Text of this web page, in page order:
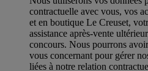
contractuelle avec vous, vos
et en boutique Le Creuset,
assistance après-vente
concours. Nous pourrons
vous concernant pour gérer
liées à notre relation